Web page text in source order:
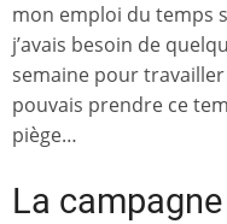
mon emploi du temps
j’avais besoin de
semaine pour
pouvais prendre ce
piège…
La campagne